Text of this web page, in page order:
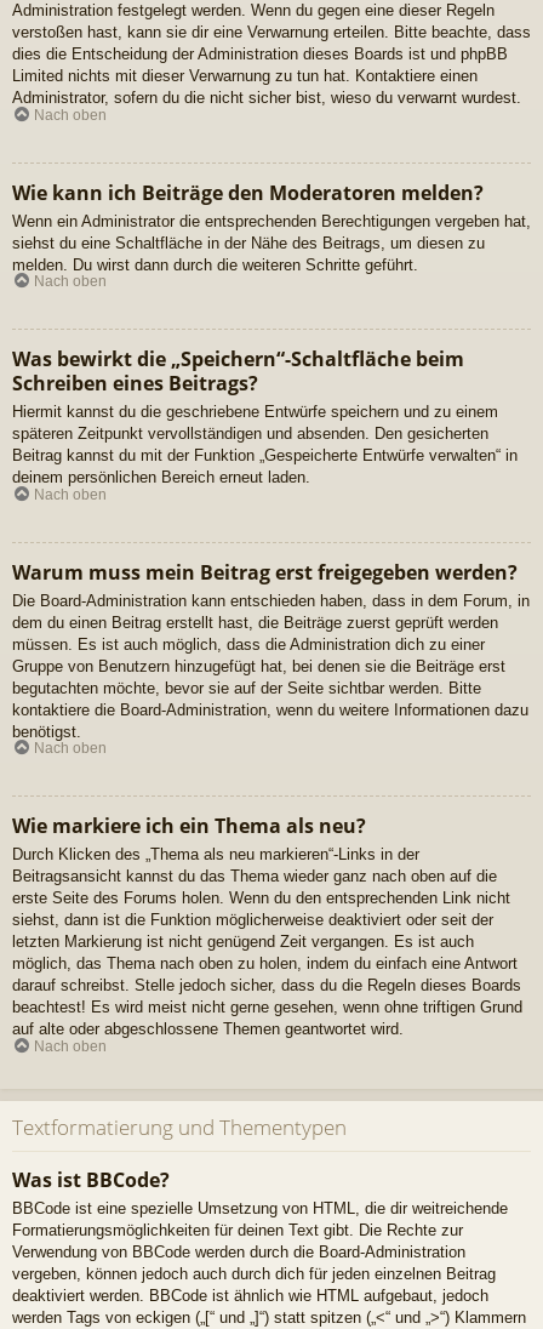
Administration festgelegt werden. Wenn du gegen eine dieser Regeln
verstoßen hast, kann sie dir eine Verwarnung erteilen. Bitte beachte, dass
dies die Entscheidung der Administration dieses Boards ist und phpBB
Limited nichts mit dieser Verwarnung zu tun hat. Kontaktiere einen
Administrator, sofern du die nicht sicher bist, wieso du verwarnt wurdest.
Nach oben
Wie kann ich Beiträge den Moderatoren melden?
Wenn ein Administrator die entsprechenden Berechtigungen vergeben hat,
siehst du eine Schaltfläche in der Nähe des Beitrags, um diesen zu
melden. Du wirst dann durch die weiteren Schritte geführt.
Nach oben
Was bewirkt die „Speichern“-Schaltfläche beim
Schreiben eines Beitrags?
Hiermit kannst du die geschriebene Entwürfe speichern und zu einem
späteren Zeitpunkt vervollständigen und absenden. Den gesicherten
Beitrag kannst du mit der Funktion „Gespeicherte Entwürfe verwalten“ in
deinem persönlichen Bereich erneut laden.
Nach oben
Warum muss mein Beitrag erst freigegeben werden?
Die Board-Administration kann entschieden haben, dass in dem Forum, in
dem du einen Beitrag erstellt hast, die Beiträge zuerst geprüft werden
müssen. Es ist auch möglich, dass die Administration dich zu einer
Gruppe von Benutzern hinzugefügt hat, bei denen sie die Beiträge erst
begutachten möchte, bevor sie auf der Seite sichtbar werden. Bitte
kontaktiere die Board-Administration, wenn du weitere Informationen dazu
benötigst.
Nach oben
Wie markiere ich ein Thema als neu?
Durch Klicken des „Thema als neu markieren“-Links in der
Beitragsansicht kannst du das Thema wieder ganz nach oben auf die
erste Seite des Forums holen. Wenn du den entsprechenden Link nicht
siehst, dann ist die Funktion möglicherweise deaktiviert oder seit der
letzten Markierung ist nicht genügend Zeit vergangen. Es ist auch
möglich, das Thema nach oben zu holen, indem du einfach eine Antwort
darauf schreibst. Stelle jedoch sicher, dass du die Regeln dieses Boards
beachtest! Es wird meist nicht gerne gesehen, wenn ohne triftigen Grund
auf alte oder abgeschlossene Themen geantwortet wird.
Nach oben
Textformatierung und Thementypen
Was ist BBCode?
BBCode ist eine spezielle Umsetzung von HTML, die dir weitreichende
Formatierungsmöglichkeiten für deinen Text gibt. Die Rechte zur
Verwendung von BBCode werden durch die Board-Administration
vergeben, können jedoch auch durch dich für jeden einzelnen Beitrag
deaktiviert werden. BBCode ist ähnlich wie HTML aufgebaut, jedoch
werden Tags von eckigen („[“ und „]“) statt spitzen („<“ und „>“) Klammern